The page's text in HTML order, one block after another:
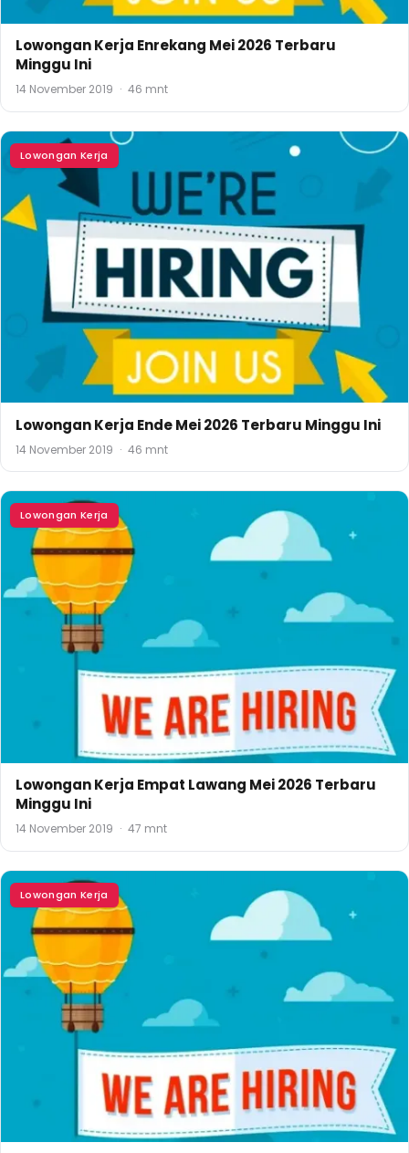
Lowongan Kerja Enrekang Mei 2026 Terbaru
Minggu Ini
14 November 2019 · 46 mnt
Lowongan Kerja
Lowongan Kerja Ende Mei 2026 Terbaru Minggu Ini
14 November 2019 · 46 mnt
Lowongan Kerja
Lowongan Kerja Empat Lawang Mei 2026 Terbaru
Minggu Ini
14 November 2019 · 47 mnt
Lowongan Kerja